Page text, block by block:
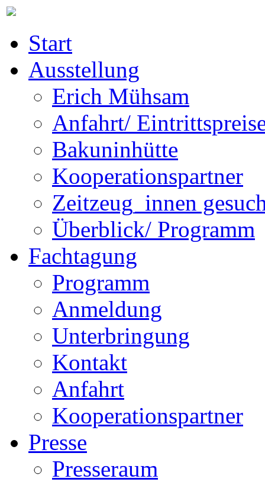
Start
Ausstellung
Erich Mühsam
Anfahrt/
Bakuninhütte
Kooperationspartner
Zeitzeug_innen
Überblick/ Programm
Fachtagung
Programm
Anmeldung
Unterbringung
Kontakt
Anfahrt
Kooperationspartner
Presse
Presseraum